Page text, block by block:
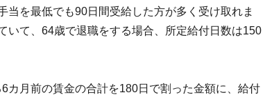
を最低でも90日間受給した方が多く受け取れま
いて、64歳で退職をする場合、所定給付日数は150
カ月前の賃金の合計を180日で割った金額に、給付